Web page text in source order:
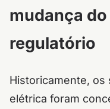
mudança
regulatório
Historicamente, os
elétrica foram